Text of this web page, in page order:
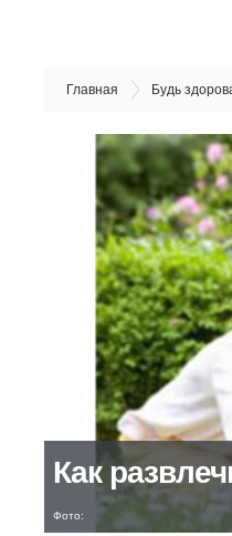
Главная Будь
Как
Фото: